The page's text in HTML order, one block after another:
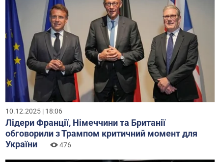
10.12.2025 | 18:06
Лідери Франції, Німеччини та Британії
обговорили з Трампом критичний момент для
України
476